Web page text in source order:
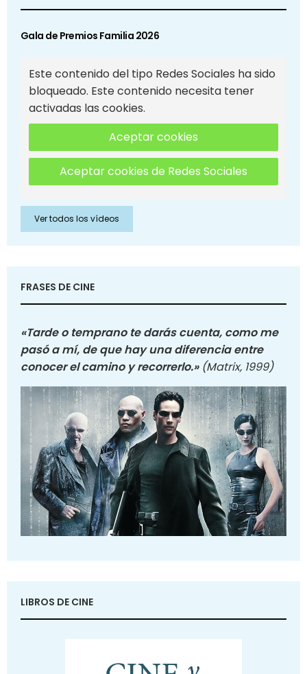
Gala de Premios Familia 2026
Este contenido del tipo Redes Sociales ha sido
bloqueado. Este contenido necesita tener
activadas las cookies.
Aceptar cookies
Aceptar cookies de Redes Sociales
Ver todos los vídeos
FRASES DE CINE
«Tarde o temprano te darás cuenta, como me
pasó a mí, de que hay una diferencia entre
conocer el camino y recorrerlo.» (Matrix, 1999)
LIBROS DE CINE